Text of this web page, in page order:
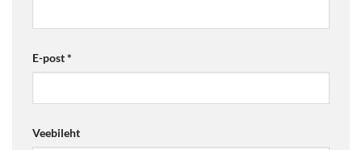
E-post*
Veebileht